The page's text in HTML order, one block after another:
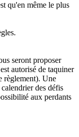
qu'en même le plus
seront proposer
autorisé de taquiner
règlement). Une
des défis
aux perdants